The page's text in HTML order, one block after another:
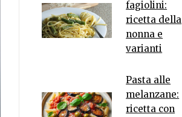
fagiolini:
ricetta della
nonna e
varianti
Pasta alle
melanzane:
ricetta con